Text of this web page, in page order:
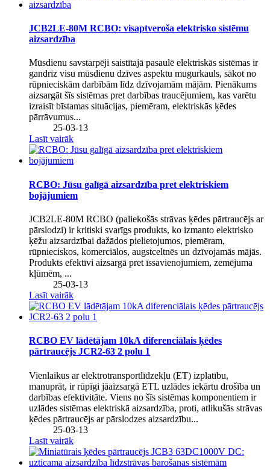
JCB2LE-80M RCBO: visaptveroša elektrisko sistēmu
aizsardzība
Mūsdienu savstarpēji saistītajā pasaulē elektriskās sistēmas ir
gandrīz visu mūsdienu dzīves aspektu mugurkauls, sākot no
rūpnieciskām darbībām līdz dzīvojamām mājām. Pienākums
aizsargāt šīs sistēmas pret darbības traucējumiem, kas varētu
izraisīt bīstamas situācijas, piemēram, elektriskās ķēdes
pārrāvumus...
25-03-13
Lasīt vairāk
RCBO: Jūsu galīgā aizsardzība pret elektriskiem
bojājumiem
JCB2LE-80M RCBO (paliekošās strāvas ķēdes pārtraucējs ar
pārslodzi) ir kritiski svarīgs produkts, ko izmanto elektrisko
ķēžu aizsardzībai dažādos pielietojumos, piemēram,
rūpnieciskos, komerciālos, augstceltnēs un dzīvojamās mājās.
Produkts efektīvi aizsargā pret īssavienojumiem, zemējuma
kļūmēm, ...
25-03-13
Lasīt vairāk
RCBO EV lādētājam 10kA diferenciālais ķēdes
pārtraucējs JCR2-63 2 polu 1
Vienlaikus ar elektrotransportlīdzekļu (ET) izplatību,
manuprāt, ir rūpīgi jāaizsargā ETL uzlādes iekārtu drošība un
darbības efektivitāte. Viens no šīs sistēmas komponentiem ir
uzlādes sistēmas elektriskā aizsardzība, proti, atlikušās strāvas
ķēdes pārtraucējs ar pārslodzes aizsardzību...
25-03-13
Lasīt vairāk